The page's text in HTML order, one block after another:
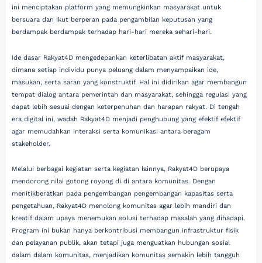
ini menciptakan platform yang memungkinkan masyarakat untuk
bersuara dan ikut berperan pada pengambilan keputusan yang
berdampak berdampak terhadap hari-hari mereka sehari-hari.
Ide dasar Rakyat4D mengedepankan keterlibatan aktif masyarakat,
dimana setiap individu punya peluang dalam menyampaikan ide,
masukan, serta saran yang konstruktif. Hal ini didirikan agar membangun
tempat dialog antara pemerintah dan masyarakat, sehingga regulasi yang
dapat lebih sesuai dengan keterpenuhan dan harapan rakyat. Di tengah
era digital ini, wadah Rakyat4D menjadi penghubung yang efektif efektif
agar memudahkan interaksi serta komunikasi antara beragam
stakeholder.
Melalui berbagai kegiatan serta kegiatan lainnya, Rakyat4D berupaya
mendorong nilai gotong royong di di antara komunitas. Dengan
menitikberatkan pada pengembangan pengembangan kapasitas serta
pengetahuan, Rakyat4D menolong komunitas agar lebih mandiri dan
kreatif dalam upaya menemukan solusi terhadap masalah yang dihadapi.
Program ini bukan hanya berkontribusi membangun infrastruktur fisik
dan pelayanan publik, akan tetapi juga menguatkan hubungan sosial
dalam dalam komunitas, menjadikan komunitas semakin lebih tangguh